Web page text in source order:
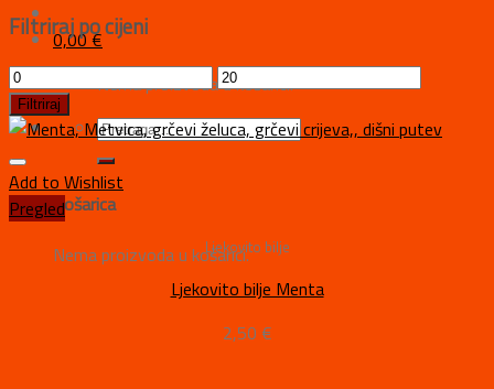
0,00€
Nema proizvoda u košarici.
Košarica
Nema proizvoda u košarici.
Filtriraj po cijeni
Filtriraj
Add to Wishlist
Pregled
Ljekovito bilje
Ljekovito bilje Menta
2,50 €